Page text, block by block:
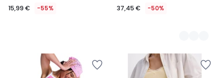
15,99 € -55% 37,45 € -50%